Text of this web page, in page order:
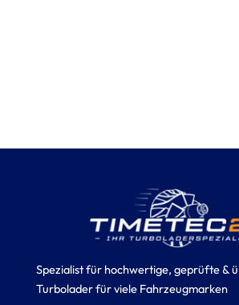
Spezialist für hochwertige, geprüfte &
Turbolader für viele Fahrzeugmarken